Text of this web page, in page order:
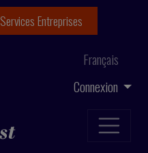
Connexion
Français
Services Entreprises